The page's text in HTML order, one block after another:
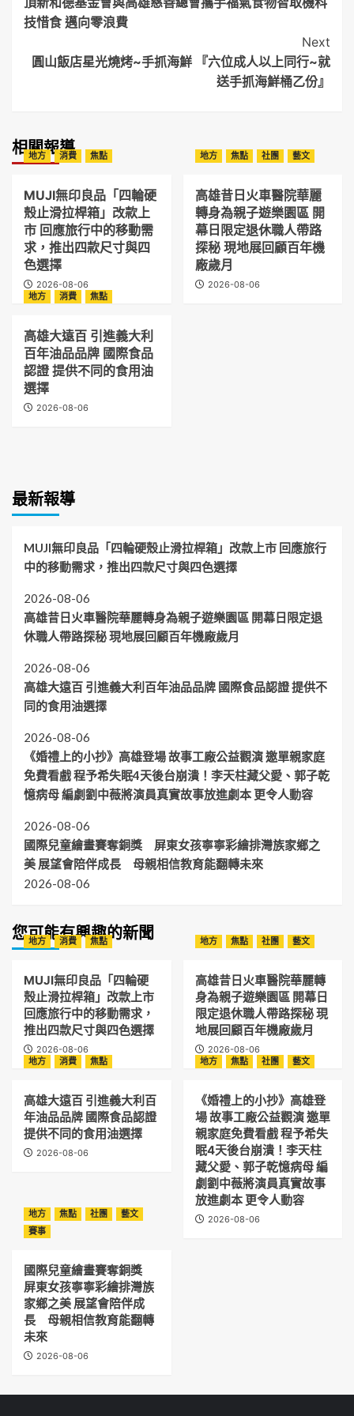
Navigation
技惜食 邁向零浪費
Next
圓山飯店星光燒烤~手抓海鮮 『六位成人以上同行~就
送手抓海鮮桶乙份』
相關報導
地方 消費 焦點
MUJI無印良品「四輪硬
殼止滑拉桿箱」改款上
市 回應旅行中的移動需
求，推出四款尺寸與四
色選擇
2026-08-06
地方 焦點 社團 藝文
高雄昔日火車醫院華麗
轉身為親子遊樂園區 開
幕日限定退休職人帶路
探秘 現地展回顧百年機
廠歲月
2026-08-06
地方
消費 焦點
高雄大遠百 引進義大利
百年油品品牌 國際食品
認證 提供不同的食用油
選擇
2026-08-06
最新報導
MUJI無印良品「四輪硬殼止滑拉桿箱」改款上市 回應旅行
中的移動需求，推出四款尺寸與四色選擇
2026-08-06
高雄昔日火車醫院華麗轉身為親子遊樂園區 開幕日限定退
休職人帶路探秘 現地展回顧百年機廠歲月
2026-08-06
高雄大遠百 引進義大利百年油品品牌 國際食品認證 提供不
同的食用油選擇
2026-08-06
《婚禮上的小抄》高雄登場 故事工廠公益觀演 邀單親家庭
免費看戲 程予希失眠4天後台崩潰！李天柱藏父愛、郭子乾
憶病母 編劇劉中薇將演員真實故事放進劇本 更令人動容
2026-08-06
國際兒童繪畫賽奪銅獎 屏東女孩寧寧彩繪排灣族家鄉之
美 展望會陪伴成長 母親相信教育能翻轉未來
2026-08-06
您可能有興趣的新聞
地方 消費 焦點
MUJI無印良品「四輪硬
殼止滑拉桿箱」改款上市
回應旅行中的移動需求，
推出四款尺寸與四色選擇
2026-08-06
地方 焦點 社團 藝文
高雄昔日火車醫院華麗轉
身為親子遊樂園區 開幕日
限定退休職人帶路探秘 現
地展回顧百年機廠歲月
2026-08-06
地方
消費 焦點
高雄大遠百 引進義大利百
年油品品牌 國際食品認證
提供不同的食用油選擇
2026-08-06
地方 焦點 社團 藝文
《婚禮上的小抄》高雄登
場 故事工廠公益觀演 邀單
親家庭免費看戲 程予希失
眠4天後台崩潰！李天柱
藏父愛、郭子乾憶病母 編
劇劉中薇將演員真實故事
放進劇本 更令人動容
2026-08-06
地方 焦點 社團
藝文
賽事
國際兒童繪畫賽奪銅獎
屏東女孩寧寧彩繪排灣族
家鄉之美 展望會陪伴成
長 母親相信教育能翻轉
未來
2026-08-06